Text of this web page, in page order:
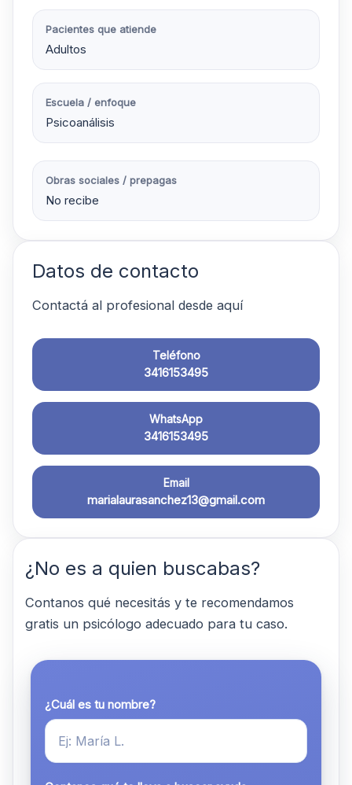
Pacientes que atiende
Adultos
Escuela / enfoque
Psicoanálisis
Obras sociales / prepagas
No recibe
Datos de contacto
Contactá al profesional desde aquí
Teléfono
3416153495
WhatsApp
3416153495
Email
marialaurasanchez13@gmail.com
¿No es a quien buscabas?
Contanos qué necesitás y te recomendamos
gratis un psicólogo adecuado para tu caso.
¿Cuál es tu nombre?